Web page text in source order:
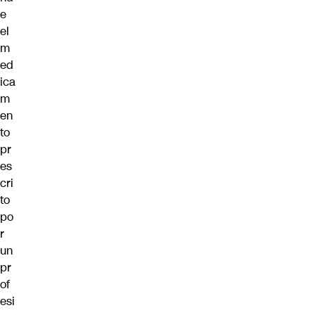
e
el
m
ed
ica
m
en
to
pr
es
cri
to
po
r
un
pr
of
esi